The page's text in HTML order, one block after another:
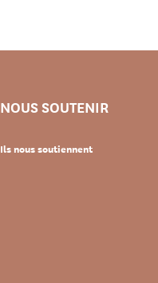
NOUS SOUTENIR
Ils nous soutiennent